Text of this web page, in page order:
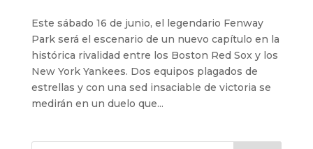
Este sábado 16 de junio, el legendario Fenway
Park será el escenario de un nuevo capítulo en la
histórica rivalidad entre los Boston Red Sox y los
New York Yankees. Dos equipos plagados de
estrellas y con una sed insaciable de victoria se
medirán en un duelo que...